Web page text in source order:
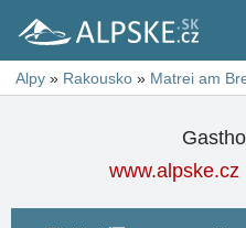
Alpy » Rakousko » Matrei am
www.alpske.cz